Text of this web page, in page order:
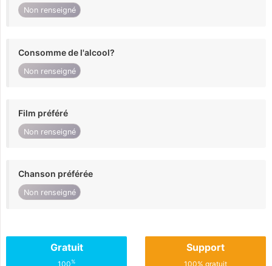
Non renseigné
Consomme de l'alcool?
Non renseigné
Film préféré
Non renseigné
Chanson préférée
Non renseigné
Gratuit
100%
Support
100% gratuit